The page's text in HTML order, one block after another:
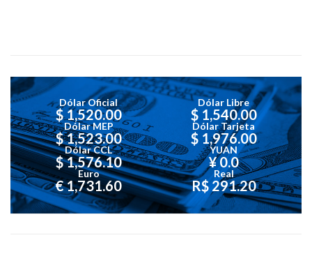
Dólar Oficial
$ 1,520.00
Dólar Libre
$ 1,540.00
Dólar MEP
$ 1,523.00
Dólar Tarjeta
$ 1,976.00
Dólar CCL
$ 1,576.10
YUAN
¥ 0.0
Euro
€ 1,731.60
Real
R$ 291.20